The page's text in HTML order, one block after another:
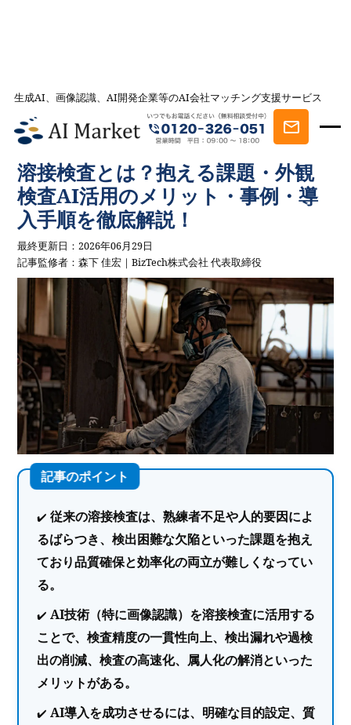
生成AI、画像認識、AI開発企業等のAI会社マッチング支援サービス
AI会社とのマッチングは AI Market
記事一覧
AI事例・AI活用法を探す
溶接検査とは？抱える課題・外観検
査AI活用のメリット・事例・導入手順を徹底解説！
溶接検査とは？抱える課題・外観
検査AI活用のメリット・事例・導
入手順を徹底解説！
最終更新日：2026年06月29日
記事監修者：森下 佳宏｜BizTech株式会社 代表取締役
従来の溶接検査は、熟練者不足や人的要因によ
るばらつき、検出困難な欠陥といった課題を抱え
ており品質確保と効率化の両立が難しくなってい
る。
AI技術（特に画像認識）を溶接検査に活用する
ことで、検査精度の一貫性向上、検出漏れや過検
出の削減、検査の高速化、属人化の解消といった
メリットがある。
AI導入を成功させるには、明確な目的設定、質